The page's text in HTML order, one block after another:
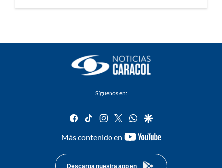
Síguenos en:
facebook
tiktok instagram
twitterwhatsapp
google
Más contenido en
youtube-
Descarga nuestra app en